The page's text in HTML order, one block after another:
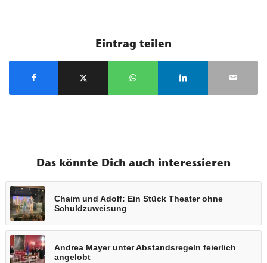
Eintrag teilen
Das könnte Dich auch interessieren
Chaim und Adolf: Ein Stück Theater ohne
Schuldzuweisung
Andrea Mayer unter Abstandsregeln feierlich
angelobt